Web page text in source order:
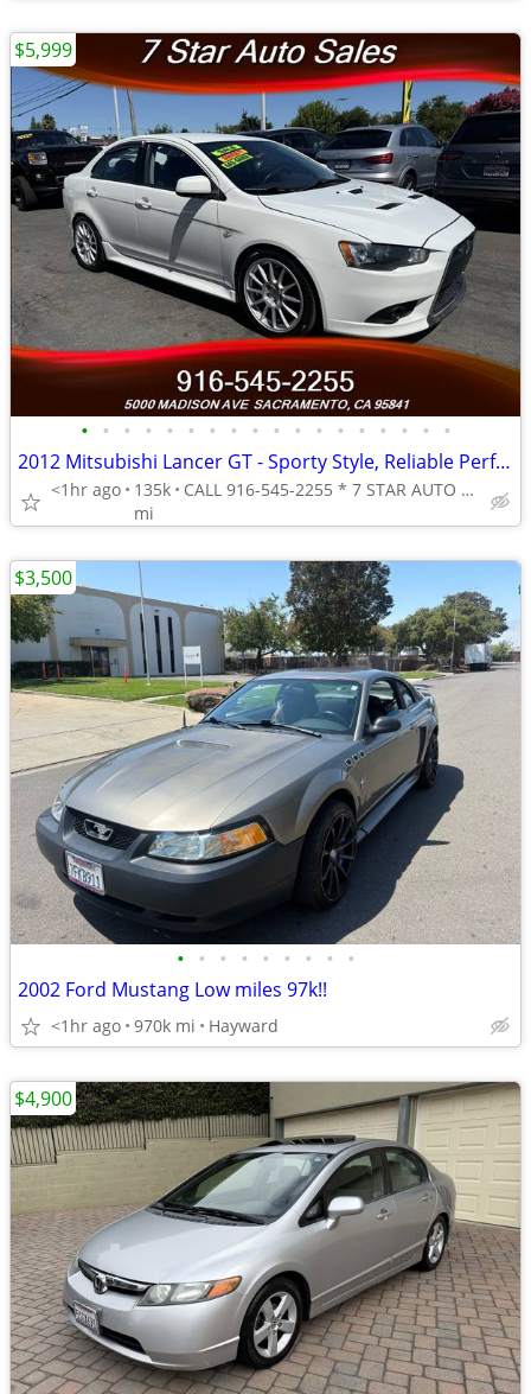
• • • • • • • • • • • • • • • • • •
2012 Mitsubishi Lancer GT - Sporty Style, Reliable Performance.
<1hr ago
135k
mi
CALL 916-545-2255 * 7 STAR AUTO SALES // 5000 MADISON AVE
$5,999
• • • • • • • • •
2002 Ford Mustang Low miles 97k!!
<1hr ago 970k mi Hayward
$3,500
$4,900